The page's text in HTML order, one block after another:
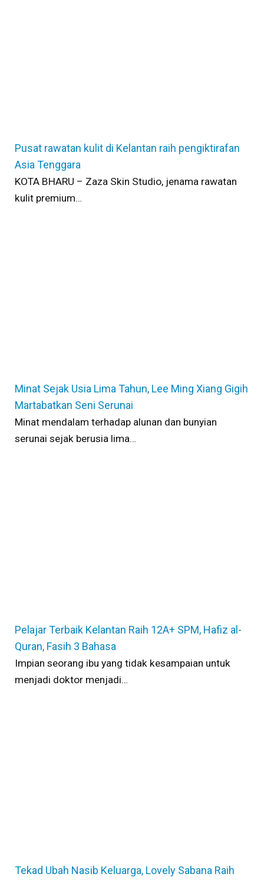
Pusat rawatan kulit di Kelantan raih pengiktirafan
Asia Tenggara
KOTA BHARU – Zaza Skin Studio, jenama rawatan
kulit premium…
Minat Sejak Usia Lima Tahun, Lee Ming Xiang Gigih
Martabatkan Seni Serunai
Minat mendalam terhadap alunan dan bunyian
serunai sejak berusia lima…
Pelajar Terbaik Kelantan Raih 12A+ SPM, Hafiz al-
Quran, Fasih 3 Bahasa
Impian seorang ibu yang tidak kesampaian untuk
menjadi doktor menjadi…
Tekad Ubah Nasib Keluarga, Lovely Sabana Raih